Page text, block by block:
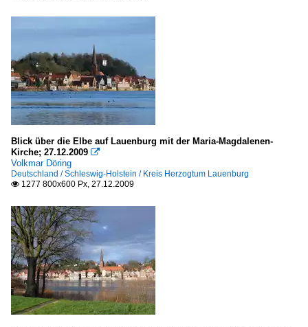
Blick über die Elbe auf Lauenburg mit der Maria-Magdalenen-
Kirche; 27.12.2009 
Volkmar Döring
Deutschland / Schleswig-Holstein / Kreis Herzogtum Lauenburg
 1277 800x600 Px, 27.12.2009